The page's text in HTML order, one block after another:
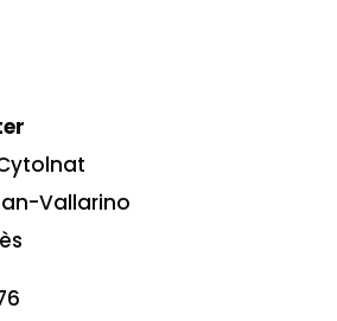
Vallarino